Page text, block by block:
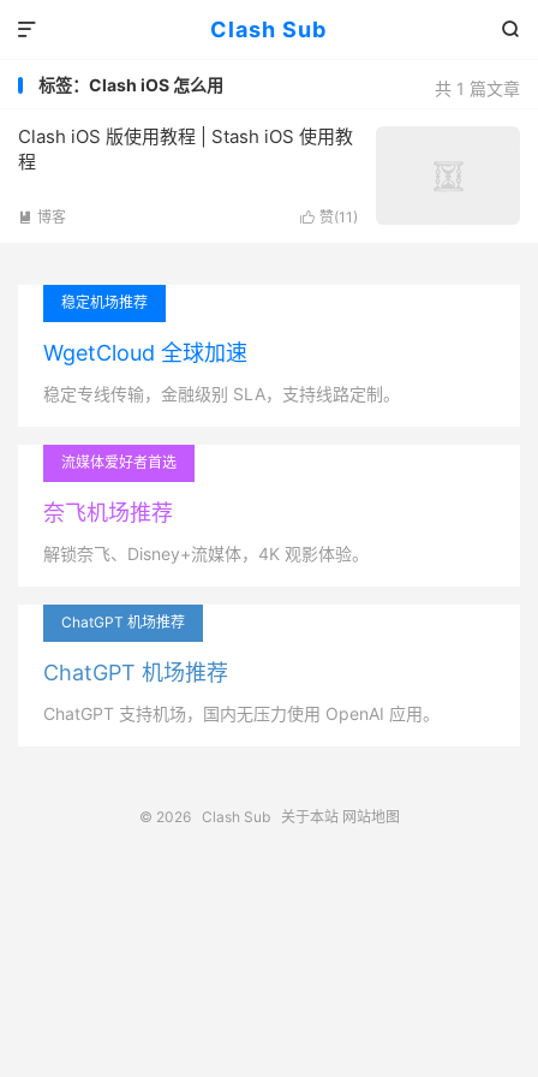
Clash Sub 

共 1 篇文章
标签：Clash iOS 怎么用
Clash iOS 版使用教程 | Stash iOS 使用教
程
 赞(11 )
 博客
稳定机场推荐
WgetCloud 全球加速
稳定专线传输，金融级别 SLA，支持线路定制。
流媒体爱好者首选
奈飞机场推荐
解锁奈飞、Disney+流媒体，4K 观影体验。
ChatGPT 机场推荐
ChatGPT 机场推荐
ChatGPT 支持机场，国内无压力使用 OpenAI 应用。
© 2026 Clash Sub 关于本站 网站地图